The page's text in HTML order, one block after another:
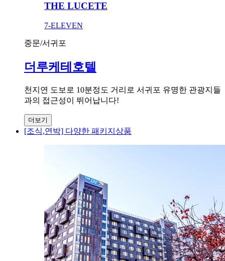
THE LUCETE
7-ELEVEN
중문/서귀포
더루케테호텔
천지연 도보로 10분정도 거리로 서귀포 유명한 관광지들
과의 접근성이 뛰어납니다!
더보기
[조식,연박] 다양한 패키지상품